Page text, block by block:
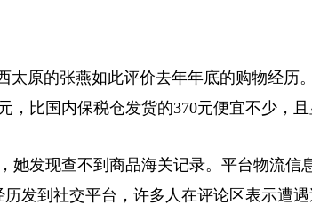
原的张燕如此评价去年年底的购物经历
，比国内保税仓发货的370元便宜不少，
发现查不到商品海关记录。平台物流信
发到社交平台，许多人在评论区表示遭